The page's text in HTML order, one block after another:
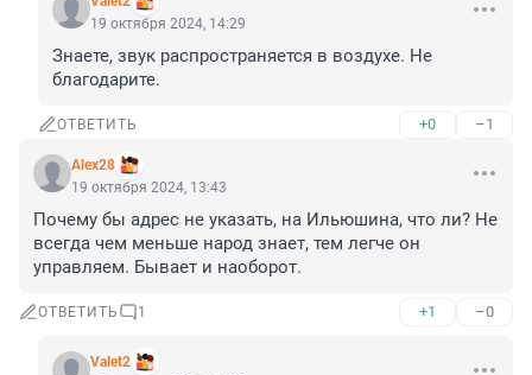
19 октября 2024, 14:29
Знаете, звук распространяется в воздухе. Не
благодарите.
ОТВЕТИТЬ +0 –1
Alex28
19 октября 2024, 13:43
Почему бы адрес не указать, на Ильюшина, что ли? Не
всегда чем меньше народ знает, тем легче он
управляем. Бывает и наоборот.
ОТВЕТИТЬ 1 +1 –0
Valet2